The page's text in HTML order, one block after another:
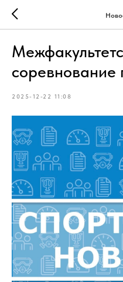
соревнование
2025-12-22 11:08